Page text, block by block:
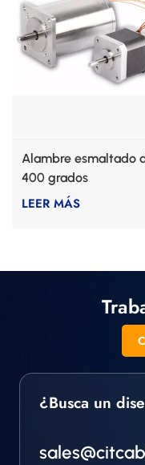
Alambre esmaltado
400 grados
LEER MÁS
¿Busca un